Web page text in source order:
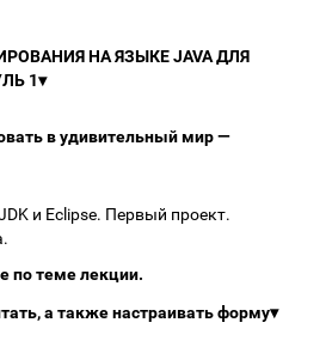
НА ЯЗЫКЕ JAVA ДЛЯ
1▾
в удивительный мир —
и Eclipse. Первый проект.
по теме лекции.
а также настраивать форму▾